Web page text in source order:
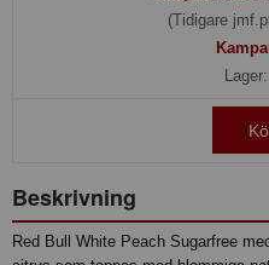
(Tidigare
Beskrivning
Red Bull White Peach Sugarfree